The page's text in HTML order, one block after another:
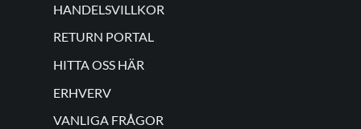
HANDELSVILLKOR
RETURN PORTAL
HITTA OSS HÄR
ERHVERV
VANLIGA FRÅGOR